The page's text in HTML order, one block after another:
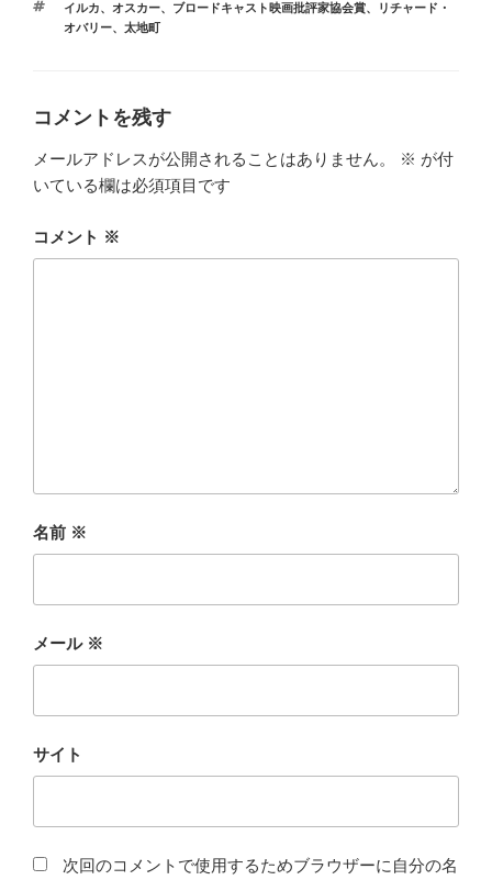
ゴ
リ
タ
グ
イルカ、 オスカー、 ブロードキャスト映画批評家協会賞、
リチャード・
オバリー、 太地町
コメントを残す
メールアドレスが公開されることはありません。 ※ が付
いている欄は必須項目です
コメント ※
名前 ※
メール ※
サイト
次回のコメントで使用するためブラウザーに自分の名